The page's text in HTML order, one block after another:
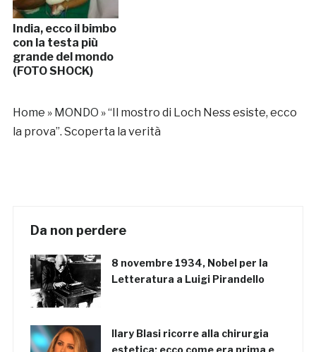
India, ecco il bimbo
con la testa più
grande del mondo
(FOTO SHOCK)
Home » MONDO »“Il mostro di Loch Ness esiste, ecco
la prova”. Scoperta la verità
Da non perdere
8 novembre 1934, Nobel per la
Letteratura a Luigi Pirandello
Ilary Blasi ricorre alla chirurgia